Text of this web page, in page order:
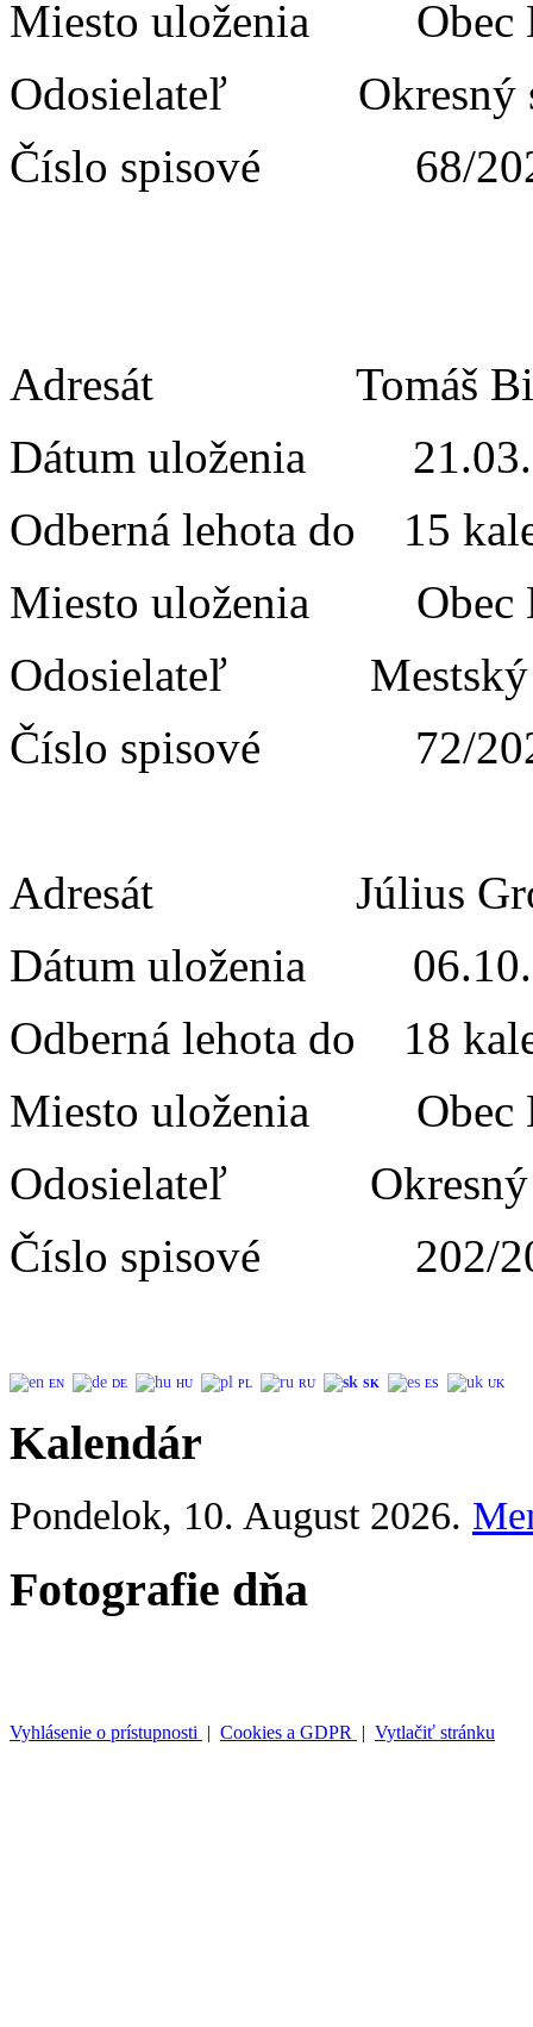
Miesto uloženia
Odosielateľ Okresný
Číslo spisové 68/
Adresát Tomáš
Dátum uloženia
Odberná lehota do 15
Miesto uloženia
Odosielateľ Mestský
Číslo spisové 72/
Adresát Július
Dátum uloženia
Odberná lehota do 18
Miesto uloženia
Odosielateľ Okresný
Číslo spisové 202/
EN DE HU PL RU SK ES UK
Kalendár
Pondelok, 10. August 2026.
Fotografie dňa
Vyhlásenie o prístupnosti | Cookies a GDPR | Vytlačiť stránku